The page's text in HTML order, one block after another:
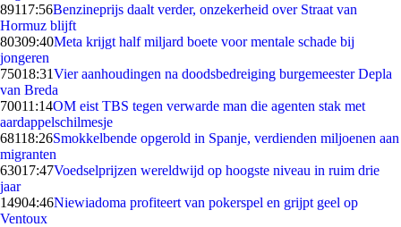
89117:56Benzineprijs daalt verder, onzekerheid over Straat van
Hormuz blijft
80309:40Meta krijgt half miljard boete voor mentale schade bij
jongeren
75018:31Vier aanhoudingen na doodsbedreiging burgemeester Depla
van Breda
70011:14OM eist TBS tegen verwarde man die agenten stak met
aardappelschilmesje
68118:26Smokkelbende opgerold in Spanje, verdienden miljoenen aan
migranten
63017:47Voedselprijzen wereldwijd op hoogste niveau in ruim drie
jaar
14904:46Niewiadoma profiteert van pokerspel en grijpt geel op
Ventoux